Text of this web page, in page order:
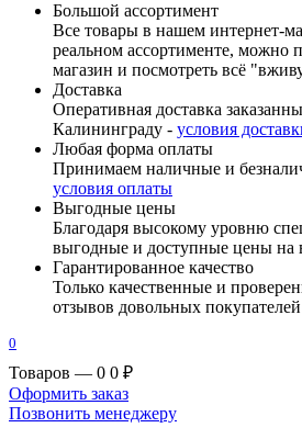
Большой ассортимент
Все товары в нашем интернет-
реальном ассортименте, можно
магазин и посмотреть всё
Доставка
Оперативная доставка
Калининграду - условия
Любая форма оплаты
Принимаем наличные и
условия оплаты
Выгодные цены
Благодаря высокому уровню
выгодные и доступные цены на
Гарантированное качество
Только качественные и
отзывов довольных
0
Товаров — 0 0 ₽
Оформить заказ
Позвонить менеджеру